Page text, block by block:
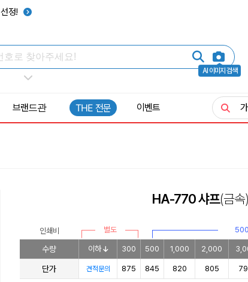
선정!
AI 이미지 검색
브랜드관 THE 전문 이벤트
HA-770 샤프(금속)
인쇄비 별도
수량 이하 300 500 1,000 2,000
단가 견적문의 875 845 820 805